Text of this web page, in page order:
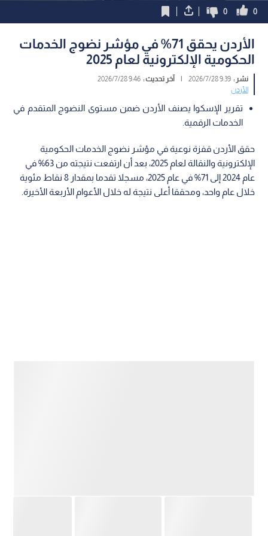
0
0
الأردن يحقق 71% في مؤشر نضوج الخدمات
الحكومية الإلكترونية لعام 2025
نشر :9:39 2026/7/28
| آخر تحديث :9:46 2026/7/28
الأردن
تقرير الإسكوا يصنف الأردن ضمن مستوى النضوج المتقدم في
الخدمات الرقمية.
حقق الأردن قفزة نوعية في مؤشر نضوج الخدمات الحكومية
الإلكترونية والنقالة لعام 2025، بعد أن ارتفعت نتيجته من 63% في
عام 2024 إلى 71% في عام 2025، مسجلا تقدما بمقدار 8 نقاط مئوية
خلال عام واحد، ومحققا أعلى نتيجة له خلال الأعوام الأربعة الأخيرة.